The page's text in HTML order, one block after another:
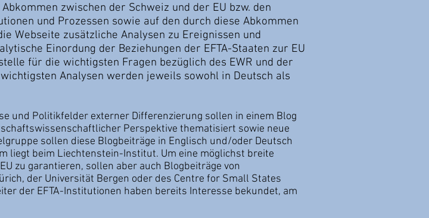
zwischen der Schweiz und der EU bzw. den
und Prozessen sowie auf den durch diese Abkommen
Webseite zusätzliche Analysen zu Ereignissen und
Einordung der Beziehungen der EFTA-Staaten zur EU
für die wichtigsten Fragen bezüglich des EWR und der
Analysen werden jeweils sowohl in Deutsch als
und Politikfelder externer Differenzierung sollen in einem Blog
Perspektive thematisiert sowie neue
sollen diese Blogbeiträge in Englisch und/oder Deutsch
liegt beim Liechtenstein-Institut. Um eine möglichst breite
zu garantieren, sollen aber auch Blogbeiträge von
der Universität Bergen oder des Centre for Small States
der EFTA-Institutionen haben bereits Interesse bekundet, am